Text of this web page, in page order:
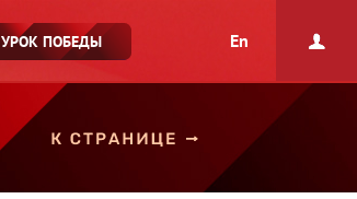
УРОК ПОБЕДЫ En